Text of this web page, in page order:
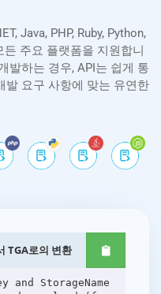
Java, PHP, Ruby, Python,
든 주요 플랫폼을 지원합니
발하는 경우, API는 쉽게 통
발 요구 사항에 맞는 유연한
TGA로의 변환
and StorageName